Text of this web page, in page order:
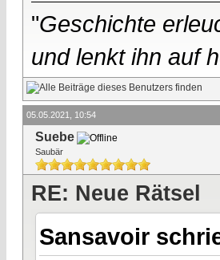
"Geschichte
und lenkt ihn auf
05.05.2021, 10:54
Suebe
Saubär
RE: Neue Rätsel
Sansavoir